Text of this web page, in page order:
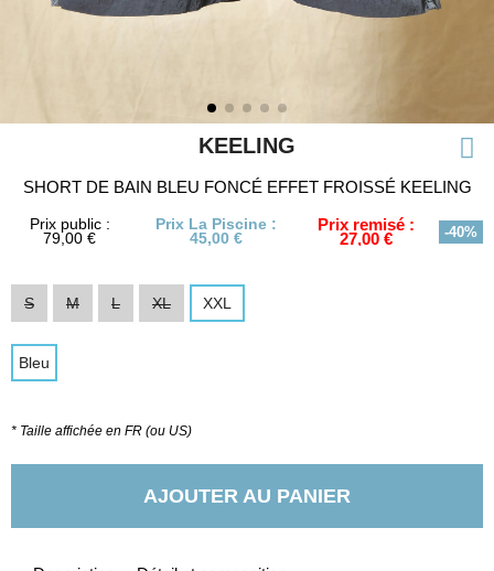
KEELING
SHORT DE BAIN BLEU FONCÉ EFFET FROISSÉ KEELING
Prix public :
79,00 €
Prix La Piscine :
45,00 €
Prix remisé :
27,00 € -40%
S M L XL XXL
Bleu
* Taille affichée en FR (ou US)
AJOUTER AU PANIER